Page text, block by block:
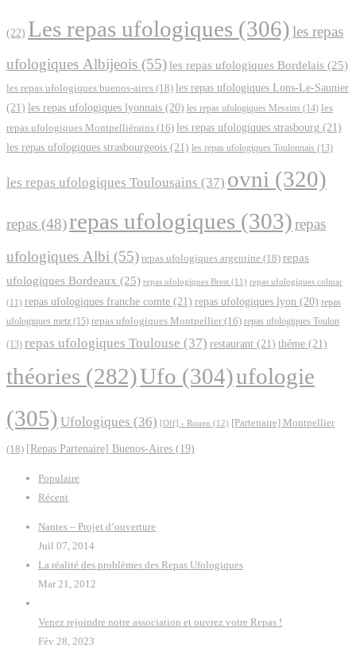
(22) Les repas ufologiques (306)les repas
ufologiques Albijeois (55)les repas ufologiques Bordelais (25)
les repas ufologiques buenos-aires (18) les repas ufologiques Lons-Le-Saunier
(21) les repas ufologiques lyonnais (20) les repas ufologiques Messins (14) les
repas ufologiques Montpelliérains (16) les repas ufologiques strasbourg (21)
les repas ufologiques strasbourgeois (21) les repas ufologiques Toulonnais (13)
les repas ufologiques Toulousains (37) ovni (320)
repas (48)repas ufologiques (303)repas
ufologiques Albi (55) repas ufologiques argentine (18) repas
ufologiques Bordeaux (25) repas ufologiques Brest (11) repas ufologiques colmar
(11) repas ufologiques franche comte (21) repas ufologiques lyon (20) repas
ufologiques metz (15) repas ufologiques Montpellier (16) repas ufologiques Toulon
(13) repas ufologiques Toulouse (37) restaurant (21) théme (21)
théories (282)Ufo (304)ufologie
(305) Ufologiques (36) [Off] - Rouen (12) [Partenaire] Montpellier
(18) [Repas Partenaire] Buenos-Aires (19)
Populaire
Récent
Nantes – Projet d’ouverture
Juil 07, 2014
La réalité des problèmes des Repas Ufologiques
Mar 21, 2012
Venez rejoindre notre association et ouvrez votre Repas !
Fév 28, 2023